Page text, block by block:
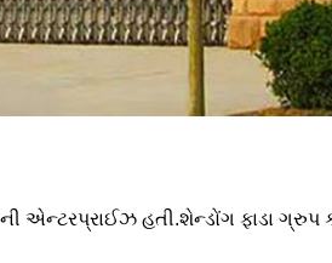
એન્ટરપ્રાઈઝ હતી.શેન્ડોંગ ફાડા